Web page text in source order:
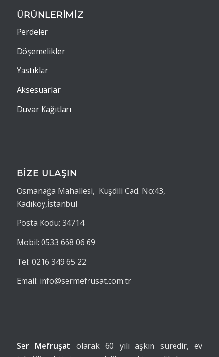
ÜRÜNLERİMİZ
Perdeler
Döşemelikler
Yastıklar
Aksesuarlar
Duvar Kağıtları
BİZE ULAŞIN
Osmanağa Mahallesi, Kuşdili Cad. No:43,
Kadıköy,İstanbul
Posta Kodu: 34714
Mobil: 0533 668 06 69
Tel: 0216 349 65 22
Email: info@sermefrusat.com.tr
Ser Mefruşat olarak 60 yılı aşkın süredir, ev